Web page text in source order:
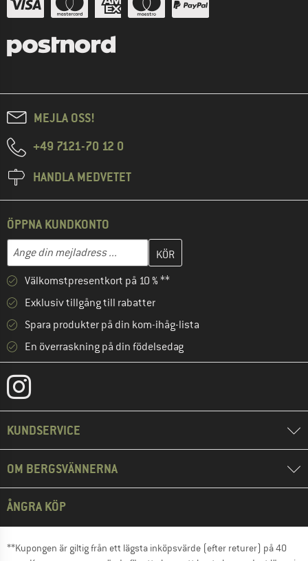
MEJLA OSS!
+49 7121-70 12 0
HANDLA MEDVETET
ÖPPNA KUNDKONTO
Mejladress
Skriv in din e-postadress här och skapa ditt kundkonto i nästa
Välkomstpresentkort på 10 % **
Exklusiv tillgång till rabatter
Spara produkter på din kom-ihåg-lista
En överraskning på din födelsedag
KUNDSERVICE
OM BERGSVÄNNERNA
ÅNGRA KÖP
**Kupongen är giltig från ett lägsta inköpsvärde (efter returer) på 40